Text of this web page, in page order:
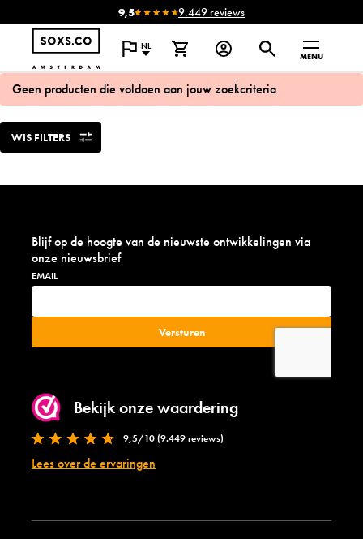
9,5 9.449 reviews
NL
MENU
Geen producten die voldoen aan jouw zoekcriteria
WIS FILTERS
Blijf op de hoogte van de nieuwste ontwikkelingen via
onze nieuwsbrief
Bekijk onze waardering
9,5/10 (9.449 reviews)
Lees over de ervaringen